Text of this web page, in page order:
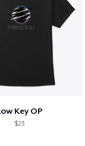
Key OP
$23